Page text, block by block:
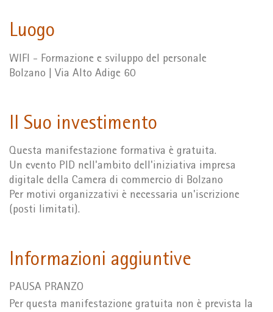
Luogo
WIFI - Formazione e sviluppo del personale
Bolzano | Via Alto Adige 60
Il Suo investimento
Questa manifestazione formativa è gratuita.
Un evento PID nell'ambito dell'iniziativa impresa
digitale della Camera di commercio di Bolzano
Per motivi organizzativi è necessaria un'iscrizione
(posti limitati).
Informazioni aggiuntive
PAUSA PRANZO
Per questa manifestazione gratuita non è prevista la